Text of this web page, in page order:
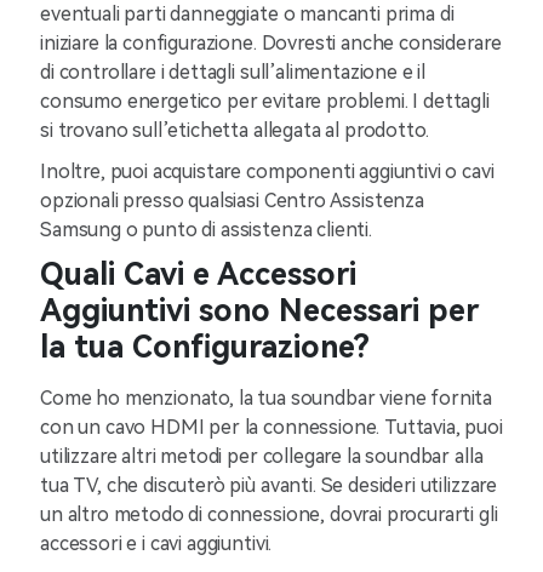
eventuali parti danneggiate o mancanti prima di
iniziare la configurazione. Dovresti anche considerare
di controllare i dettagli sull’alimentazione e il
consumo energetico per evitare problemi. I dettagli
si trovano sull’etichetta allegata al prodotto.
Inoltre, puoi acquistare componenti aggiuntivi o cavi
opzionali presso qualsiasi Centro Assistenza
Samsung o punto di assistenza clienti.
Quali Cavi e Accessori
Aggiuntivi sono Necessari per
la tua Configurazione?
Come ho menzionato, la tua soundbar viene fornita
con un cavo HDMI per la connessione. Tuttavia, puoi
utilizzare altri metodi per collegare la soundbar alla
tua TV, che discuterò più avanti. Se desideri utilizzare
un altro metodo di connessione, dovrai procurarti gli
accessori e i cavi aggiuntivi.